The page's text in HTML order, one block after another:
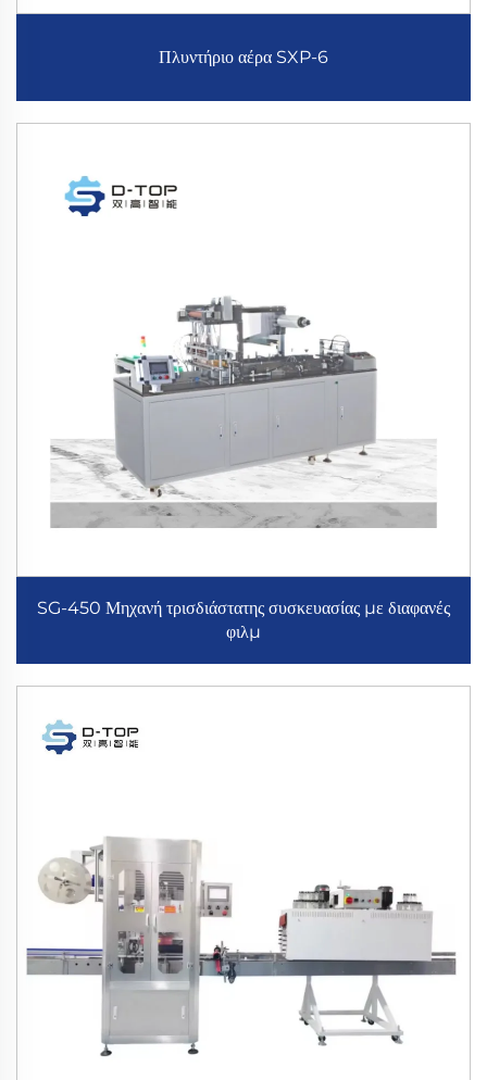
Πλυντήριο αέρα SXP-6
SG-450 Μηχανή τρισδιάστατης συσκευασίας με διαφανές
φιλμ